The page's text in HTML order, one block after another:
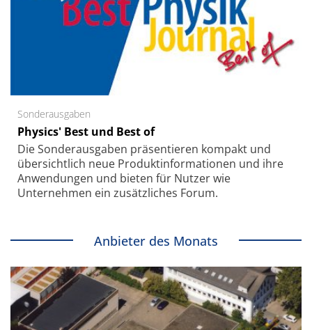
Sonderausgaben
Physics' Best und Best of
Die Sonder­ausgaben präsentieren kompakt und
übersichtlich neue Produkt­informationen und ihre
Anwendungen und bieten für Nutzer wie
Unternehmen ein zusätzliches Forum.
Anbieter des Monats